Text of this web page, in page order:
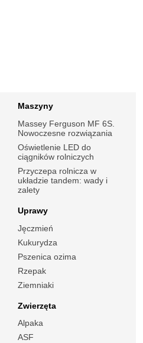
Maszyny
Massey Ferguson MF 6S.
Nowoczesne rozwiązania
Oświetlenie LED do
ciągników rolniczych
Przyczepa rolnicza w
układzie tandem: wady i
zalety
Uprawy
Jęczmień
Kukurydza
Pszenica ozima
Rzepak
Ziemniaki
Zwierzęta
Alpaka
ASF